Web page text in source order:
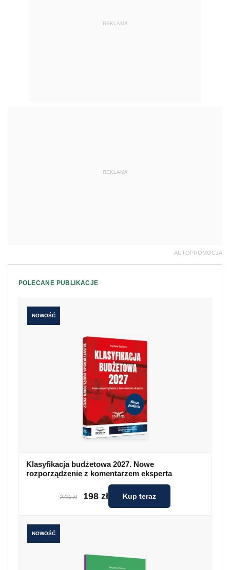
REKLAMA
REKLAMA
AUTOPROMOCJA
POLECANE PUBLIKACJE
NOWOŚĆ
Klasyfikacja budżetowa 2027. Nowe
rozporządzenie z komentarzem eksperta
249 zł 198 zł Kup teraz
NOWOŚĆ